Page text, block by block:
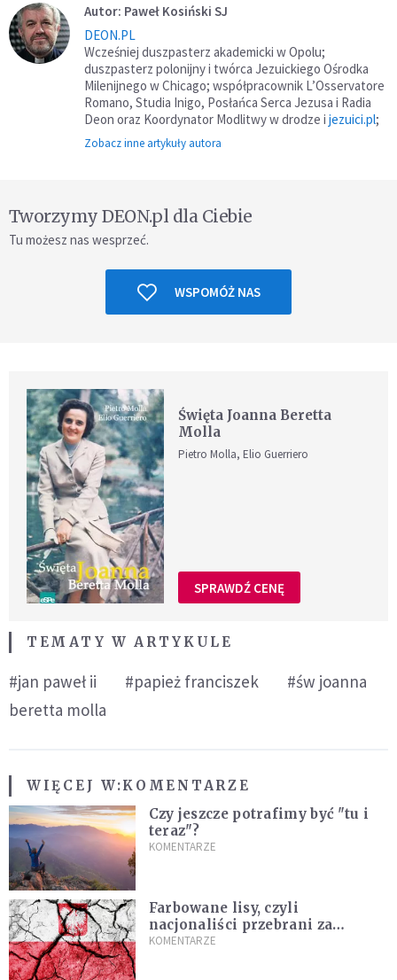
Autor: Paweł Kosiński SJ
DEON.PL
Wcześniej duszpasterz akademicki w Opolu;
duszpasterz polonijny i twórca Jezuickiego Ośrodka
Milenijnego w Chicago; współpracownik L’Osservatore
Romano, Studia Inigo, Posłańca Serca Jezusa i Radia
Deon oraz Koordynator Modlitwy w drodze i jezuici.pl;
Zobacz inne artykuły autora
Tworzymy DEON.pl dla Ciebie
Tu możesz nas wesprzeć.
WSPOMÓŻ NAS
Święta Joanna Beretta
Molla
Pietro Molla, Elio Guerriero
SPRAWDŹ CENĘ
TEMATY W ARTYKULE
#jan paweł ii #papież franciszek
#św joanna
beretta molla
WIĘCEJ W:KOMENTARZE
Czy jeszcze potrafimy być "tu i
teraz"?
KOMENTARZE
Farbowane lisy, czyli
nacjonaliści przebrani za
chrześcijan
KOMENTARZE